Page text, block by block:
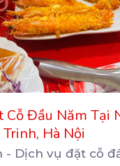
Cỗ Đầu Năm Tại
Hà Nội
- Dịch vụ đặt cỗ